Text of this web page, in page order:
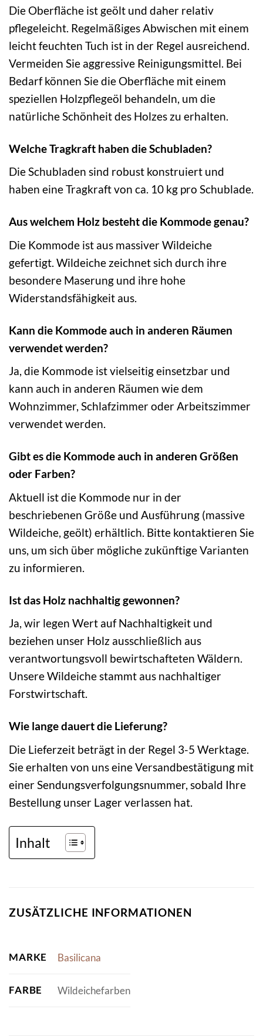
Die Oberfläche ist geölt und daher relativ
pflegeleicht. Regelmäßiges Abwischen mit einem
leicht feuchten Tuch ist in der Regel ausreichend.
Vermeiden Sie aggressive Reinigungsmittel. Bei
Bedarf können Sie die Oberfläche mit einem
speziellen Holzpflegeöl behandeln, um die
natürliche Schönheit des Holzes zu erhalten.
Welche Tragkraft haben die Schubladen?
Die Schubladen sind robust konstruiert und
haben eine Tragkraft von ca. 10 kg pro Schublade.
Aus welchem Holz besteht die Kommode genau?
Die Kommode ist aus massiver Wildeiche
gefertigt. Wildeiche zeichnet sich durch ihre
besondere Maserung und ihre hohe
Widerstandsfähigkeit aus.
Kann die Kommode auch in anderen Räumen
verwendet werden?
Ja, die Kommode ist vielseitig einsetzbar und
kann auch in anderen Räumen wie dem
Wohnzimmer, Schlafzimmer oder Arbeitszimmer
verwendet werden.
Gibt es die Kommode auch in anderen Größen
oder Farben?
Aktuell ist die Kommode nur in der
beschriebenen Größe und Ausführung (massive
Wildeiche, geölt) erhältlich. Bitte kontaktieren Sie
uns, um sich über mögliche zukünftige Varianten
zu informieren.
Ist das Holz nachhaltig gewonnen?
Ja, wir legen Wert auf Nachhaltigkeit und
beziehen unser Holz ausschließlich aus
verantwortungsvoll bewirtschafteten Wäldern.
Unsere Wildeiche stammt aus nachhaltiger
Forstwirtschaft.
Wie lange dauert die Lieferung?
Die Lieferzeit beträgt in der Regel 3-5 Werktage.
Sie erhalten von uns eine Versandbestätigung mit
einer Sendungsverfolgungsnummer, sobald Ihre
Bestellung unser Lager verlassen hat.
Inhalt
ZUSÄTZLICHE INFORMATIONEN
MARKE Basilicana
FARBE Wildeichefarben